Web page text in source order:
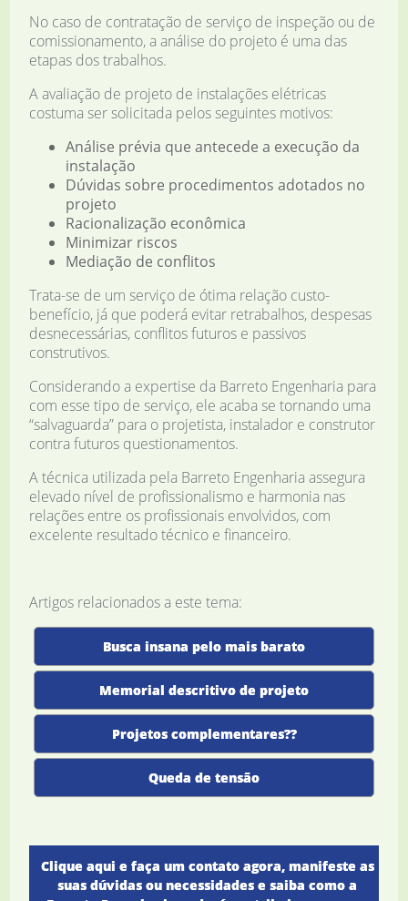
No caso de contratação de serviço de inspeção ou de
comissionamento, a análise do projeto é uma das
etapas dos trabalhos.
A avaliação de projeto de instalações elétricas
costuma ser solicitada pelos seguintes motivos:
Análise prévia que antecede a execução da
instalação
Dúvidas sobre procedimentos adotados no
projeto
Racionalização econômica
Minimizar riscos
Mediação de conflitos
Trata-se de um serviço de ótima relação custo-
benefício, já que poderá evitar retrabalhos, despesas
desnecessárias, conflitos futuros e passivos
construtivos.
Considerando a expertise da Barreto Engenharia para
com esse tipo de serviço, ele acaba se tornando uma
“salvaguarda” para o projetista, instalador e construtor
contra futuros questionamentos.
A técnica utilizada pela Barreto Engenharia assegura
elevado nível de profissionalismo e harmonia nas
relações entre os profissionais envolvidos, com
excelente resultado técnico e financeiro.
Artigos relacionados a este tema:
Busca insana pelo mais barato
Memorial descritivo de projeto
Projetos complementares??
Queda de tensão
Clique aqui e faça um contato agora, manifeste as
suas dúvidas ou necessidades e saiba como a